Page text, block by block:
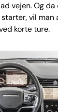
vejen. Og da
vil man
korte ture.